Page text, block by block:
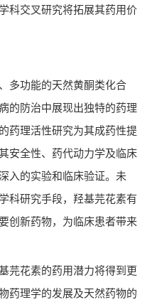
科交叉研究将拓展其药用价
多功能的天然黄酮类化合
的防治中展现出独特的药理
药理活性研究为其成药性提
安全性、药代动力学及临床
入的实验和临床验证。未
科研究手段，羟基芫花素有
创新药物，为临床患者带来
芫花素的药用潜力将得到更
药理学的发展及天然药物的